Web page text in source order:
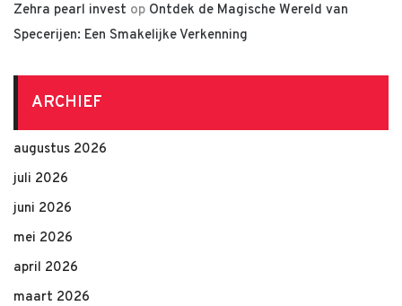
Zehra pearl invest op Ontdek de Magische Wereld van
Specerijen: Een Smakelijke Verkenning
ARCHIEF
augustus 2026
juli 2026
juni 2026
mei 2026
april 2026
maart 2026